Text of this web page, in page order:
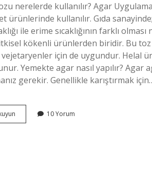
nerelerde kullanılır? Agar
ürünlerinde kullanılır. Gıda
ile erime sıcaklığının farklı
kökenli ürünlerden biridir. Bu toz
için de uygundur. Helal
Yemekte agar nasıl yapılır?
gerekir. Genellikle karıştırmak
Agar
10 Yorum